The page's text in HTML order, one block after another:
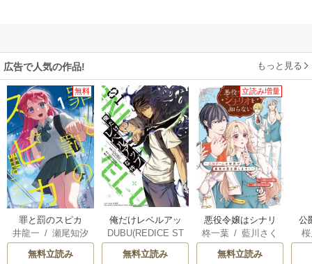
広告で人気の作品! もっと見る
無料
罪と罰のスピカ
井龍一 /瀬尾知汐
無料立読み
俺だけレベルアッ
プな件
DUBU(REDICE ST
UDIO)
/ Chugong
h-goon
無料立読み
立読み増量
悪役令嬢はシナリ
オを知らない ～乙
女ゲームの世界で
真実の恋を探しま
柊一葉 /藍川さく
ら
無料立読み
公
は